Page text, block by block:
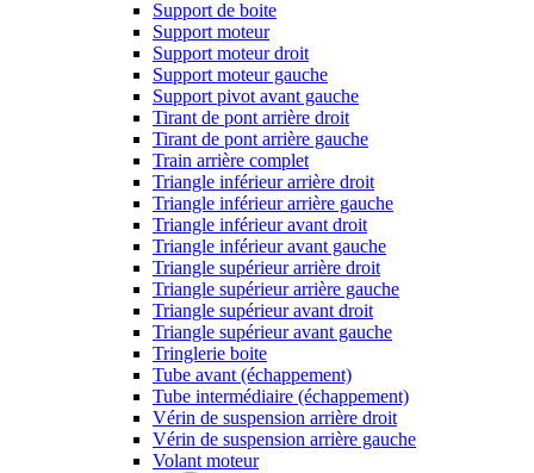
Support de boite
Support moteur
Support moteur droit
Support moteur gauche
Support pivot avant gauche
Tirant de pont arrière droit
Tirant de pont arrière gauche
Train arrière complet
Triangle inférieur arrière droit
Triangle inférieur arrière gauche
Triangle inférieur avant droit
Triangle inférieur avant gauche
Triangle supérieur arrière droit
Triangle supérieur arrière gauche
Triangle supérieur avant droit
Triangle supérieur avant gauche
Tringlerie boite
Tube avant (échappement)
Tube intermédiaire (échappement)
Vérin de suspension arrière droit
Vérin de suspension arrière gauche
Volant moteur